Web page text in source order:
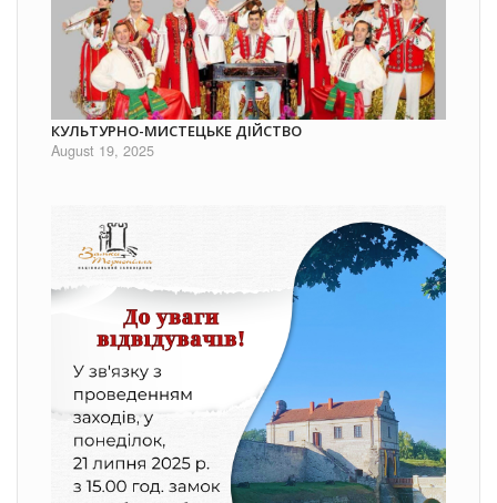
КУЛЬТУРНО-МИСТЕЦЬКЕ ДІЙСТВО
August 19, 2025